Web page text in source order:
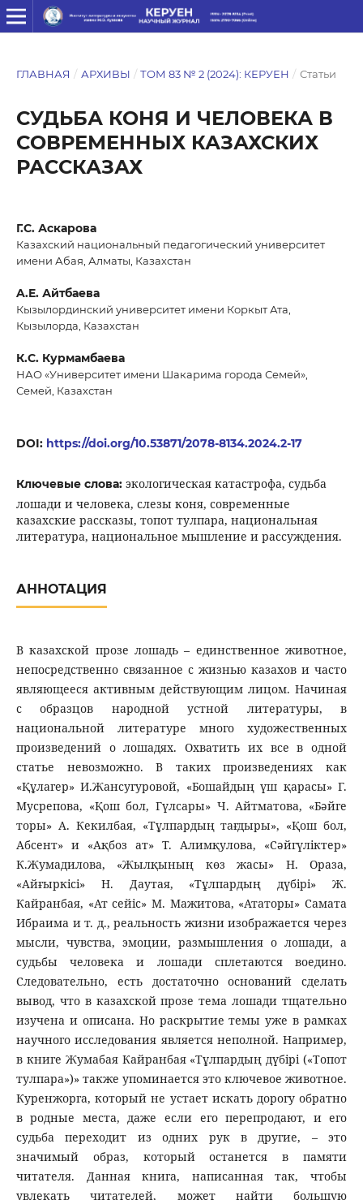
ГЛАВНАЯ / АРХИВЫ / ТОМ 83 № 2 (2024): КЕРУЕН / Статьи
СУДЬБА КОНЯ И ЧЕЛОВЕКА В
СОВРЕМЕННЫХ КАЗАХСКИХ
РАССКАЗАХ
Г.С. Аскарова
Казахский национальный педагогический университет
имени Абая, Алматы, Казахстан
A.E. Айтбаева
Кызылординский университет имени Коркыт Ата,
Кызылорда, Казахстан
К.С. Курмамбаева
НАО «Университет имени Шакарима города Семей»,
Семей, Казахстан
DOI: https://doi.org/10.53871/2078-8134.2024.2-17
Ключевые слова: экологическая катастрофа, судьба
лошади и человека, слезы коня, современные
казахские рассказы, топот тулпара, национальная
литература, национальное мышление и рассуждения.
АННОТАЦИЯ
В казахской прозе лошадь – единственное животное,
непосредственно связанное с жизнью казахов и часто
являющееся активным действующим лицом. Начиная
с образцов народной устной литературы, в
национальной литературе много художественных
произведений о лошадях. Охватить их все в одной
статье невозможно. В таких произведениях как
«Құлагер» И.Жансугуровой, «Бошайдың үш қарасы» Г.
Мусрепова, «Қош бол, Гүлсары» Ч. Айтматова, «Бәйге
торы» А. Кекилбая, «Тұлпардың тағдыры», «Қош бол,
Абсент» и «Ақбоз ат» Т. Алимқулова, «Сәйгүліктер»
К.Жумадилова, «Жылқының көз жасы» Н. Ораза,
«Айғыркісі» Н. Даутая, «Тұлпардың дүбірі» Ж.
Кайранбая, «Ат сейіс» М. Мажитова, «Ататоры» Самата
Ибраима и т. д., реальность жизни изображается через
мысли, чувства, эмоции, размышления о лошади, а
судьбы человека и лошади сплетаются воедино.
Следовательно, есть достаточно оснований сделать
вывод, что в казахской прозе тема лошади тщательно
изучена и описана. Но раскрытие темы уже в рамках
научного исследования является неполной. Например,
в книге Жумабая Кайранбая «Тұлпардың дүбірі («Топот
тулпара»)» также упоминается это ключевое животное.
Куренжорга, который не устает искать дорогу обратно
в родные места, даже если его перепродают, и его
судьба переходит из одних рук в другие, – это
значимый образ, который останется в памяти
читателя. Данная книга, написанная так, чтобы
увлекать читателей, может найти большую